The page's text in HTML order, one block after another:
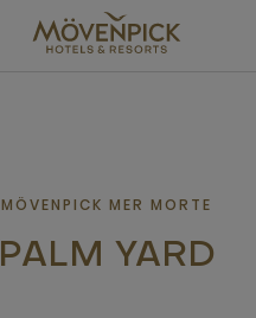
MÖVENPICK MER MORTE
PALM YARD